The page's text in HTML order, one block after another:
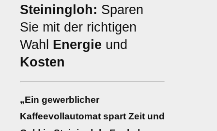
Steiningloh: Sparen
Sie mit der richtigen
Wahl Energie und
Kosten
„Ein gewerblicher
Kaffeevollautomat spart Zeit und